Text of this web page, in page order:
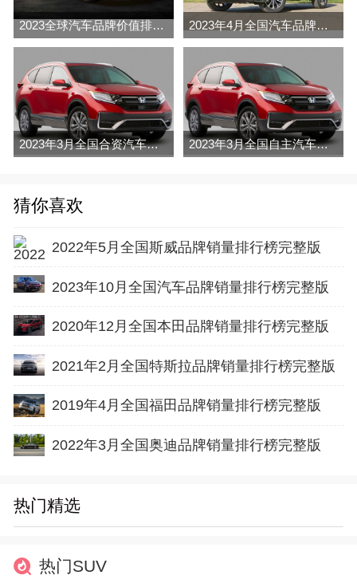
2023全球汽车品牌价值排行榜（Brand Finance 2023年4月全国汽车品牌销量排行榜完整版
2023年3月全国合资汽车品牌销量排行榜完整版 2023年3月全国自主汽车品牌销量排行榜完整版
猜你喜欢
2022年5月全国斯威品牌销量排行榜完整版
2023年10月全国汽车品牌销量排行榜完整版
2020年12月全国本田品牌销量排行榜完整版
2021年2月全国特斯拉品牌销量排行榜完整版
2019年4月全国福田品牌销量排行榜完整版
2022年3月全国奥迪品牌销量排行榜完整版
热门精选
热门SUV